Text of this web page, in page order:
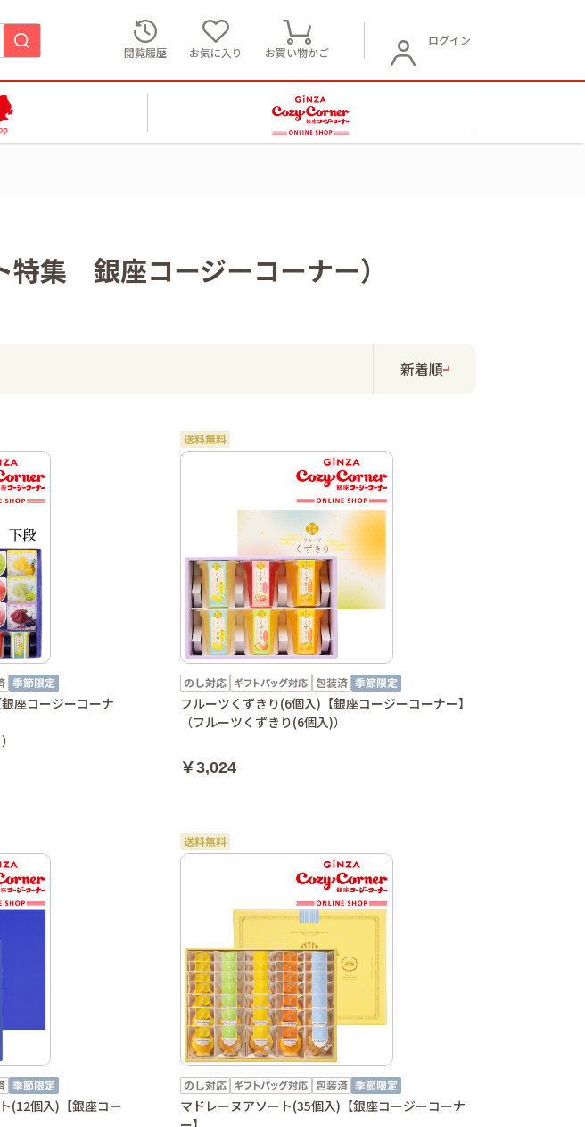
閲覧履歴
お気に入り お買い物かご
ログイン
集 銀座コージーコーナー）
新着順
座コージーコーナ
フルーツくずきり(6個入)【銀座コージーコーナー】
（フルーツくずきり(6個入)）
￥3,024
(12個入)【銀座コー
マドレーヌアソート(35個入)【銀座コージーコーナ